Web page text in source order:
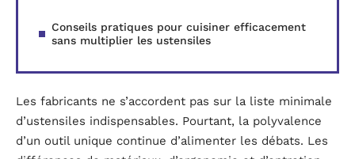
Conseils pratiques pour cuisiner efficacement
sans multiplier les ustensiles
Les fabricants ne s’accordent pas sur la liste minimale
d’ustensiles indispensables. Pourtant, la polyvalence
d’un outil unique continue d’alimenter les débats. Les